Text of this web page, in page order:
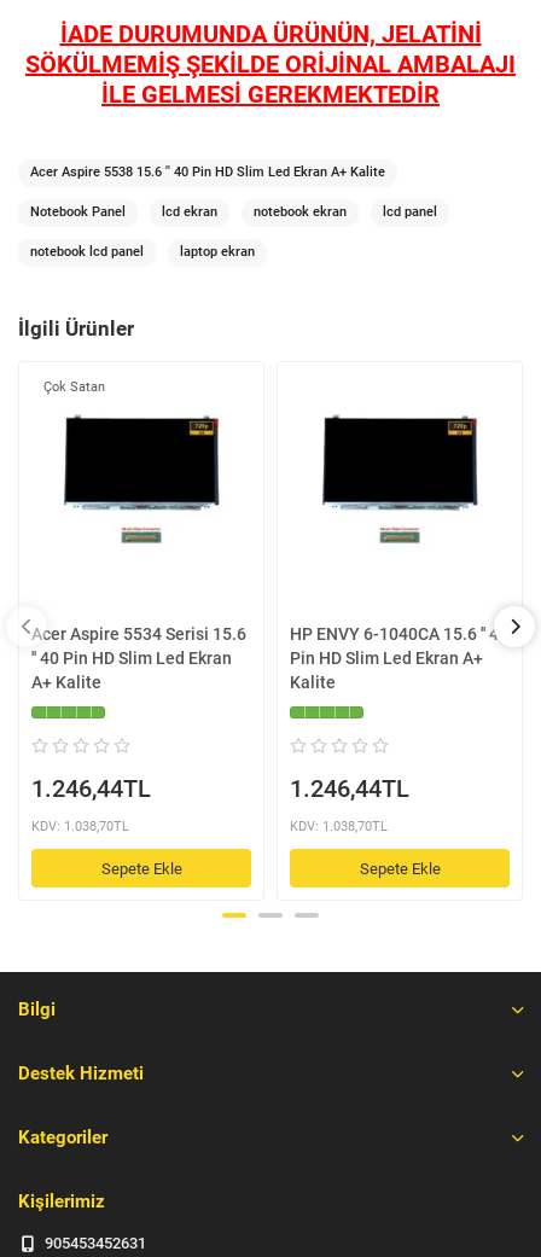
İADE DURUMUNDA ÜRÜNÜN, JELATİNİ
SÖKÜLMEMİŞ ŞEKİLDE ORİJİNAL AMBALAJI
İLE GELMESİ GEREKMEKTEDİR
Acer Aspire 5538 15.6 '' 40 Pin HD Slim Led Ekran A+ Kalite
Notebook Panel lcd ekran notebook ekran lcd panel
notebook lcd panel laptop ekran
İlgili Ürünler
Çok Satan
Acer Aspire 5534 Serisi 15.6
'' 40 Pin HD Slim Led Ekran
A+ Kalite
1.246,44TL
KDV: 1.038,70TL
Sepete Ekle
HP ENVY 6-1040CA 15.6 '' 40
Pin HD Slim Led Ekran A+
Kalite
1.246,44TL
KDV: 1.038,70TL
Sepete Ekle
Bilgi
Destek Hizmeti
Kategoriler
Kişilerimiz
905453452631